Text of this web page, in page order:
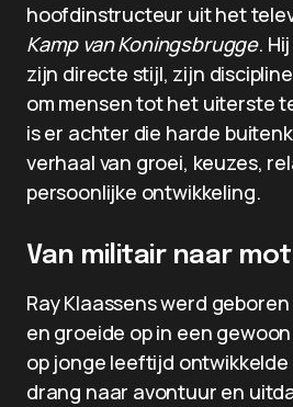
hoofdinstructeur uit het
Kamp van Koningsbrugge.
zijn directe stijl, zijn
om mensen tot het uiterste
is er achter die harde
verhaal van groei, keuzes,
persoonlijke ontwikkeling.
Van militair naar
Ray Klaassens werd
en groeide op in een
op jonge leeftijd
drang naar avontuur en